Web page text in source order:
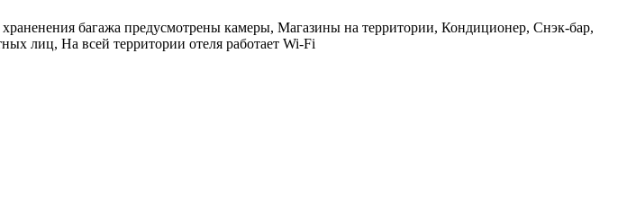
багажа предусмотрены камеры, Магазины на территории, Кондиционер, Снэк-бар,
лиц, На всей территории отеля работает Wi-Fi